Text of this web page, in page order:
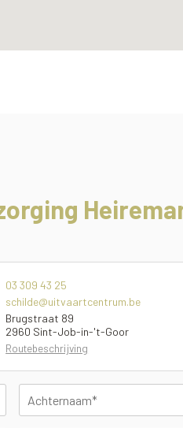
03 309 43 25
schilde@uitvaartcentrum.be
Brugstraat 89
2960 Sint-Job-in-'t-Goor
Routebeschrijving